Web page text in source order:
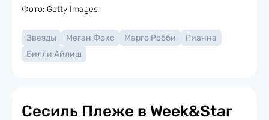
Фото: Getty Images
Звезды Меган Фокс Марго Робби
Рианна
Билли Айлиш
Сесиль Плеже в Week&Star